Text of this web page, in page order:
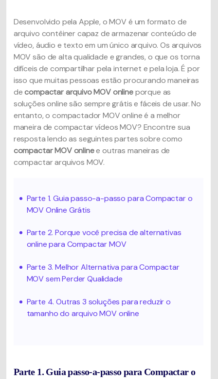
Desenvolvido pela Apple, o MOV é um formato de
arquivo contêiner capaz de armazenar conteúdo de
vídeo, áudio e texto em um único arquivo. Os arquivos
MOV são de alta qualidade e grandes, o que os torna
difíceis de compartilhar pela internet e pela loja. É por
isso que muitas pessoas estão procurando maneiras
decompactar arquivo MOV onlineporque as
soluções online são sempre grátis e fáceis de usar. No
entanto, o compactador MOV online é a melhor
maneira de compactar vídeos MOV? Encontre sua
resposta lendo as seguintes partes sobre como
compactar MOV onlinee outras maneiras de
compactar arquivos MOV.
Parte 1. Guia passo-a-passo para Compactar o
MOV Online Grátis
Parte 2. Porque você precisa de alternativas
online para Compactar MOV
Parte 3. Melhor Alternativa para Compactar
MOV sem Perder Qualidade
Parte 4. Outras 3 soluções para reduzir o
tamanho do arquivo MOV online
Parte 1. Guia passo-a-passo para Compactar o